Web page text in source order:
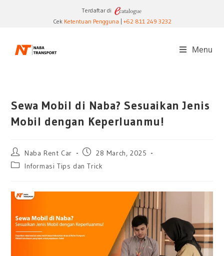
Terdaftar di
CekKetentuan Pengguna +62 811 249 3232
Menu
Sewa Mobil di Naba? Sesuaikan Jenis
Mobil dengan Keperluanmu!
Naba Rent Car
28 March, 2025
Informasi Tips dan Trick